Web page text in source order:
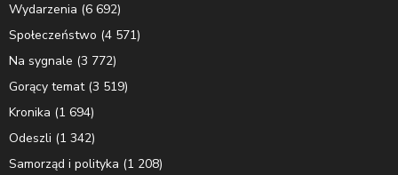
Wydarzenia (6 692)
Społeczeństwo (4 571)
Na sygnale (3 772)
Gorący temat(3 519)
Kronika (1 694)
Odeszli (1 342)
Samorząd i polityka (1 208)